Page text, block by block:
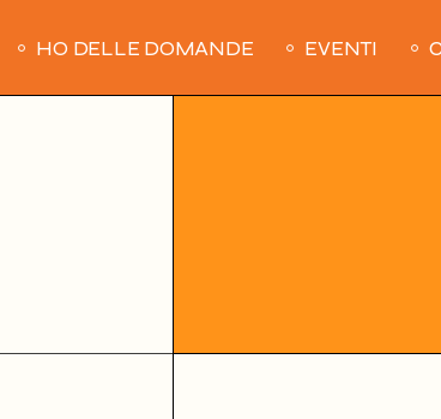
HO DELLE DOMANDE EVENTI